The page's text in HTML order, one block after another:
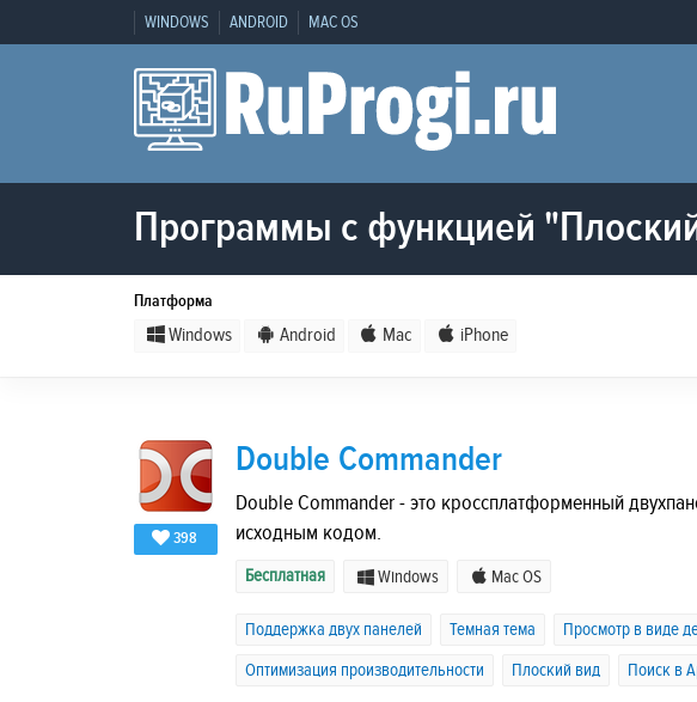
WINDOWS ANDROID MAC OS
Программы с функцией
Платформа
Windows Android Mac iPhone
398
Double Commander
Double Commander - это кроссплатформенный
исходным кодом.
Бесплатная Windows Mac OS
Поддержка двух панелей Темная тема Просмотр в виде
Оптимизация производительности
Плоский вид Поиск в